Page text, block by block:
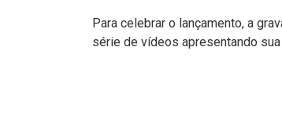
Para celebrar o lançamento, a
série de vídeos apresentando